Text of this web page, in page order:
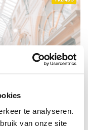
te analyseren.
van onze site